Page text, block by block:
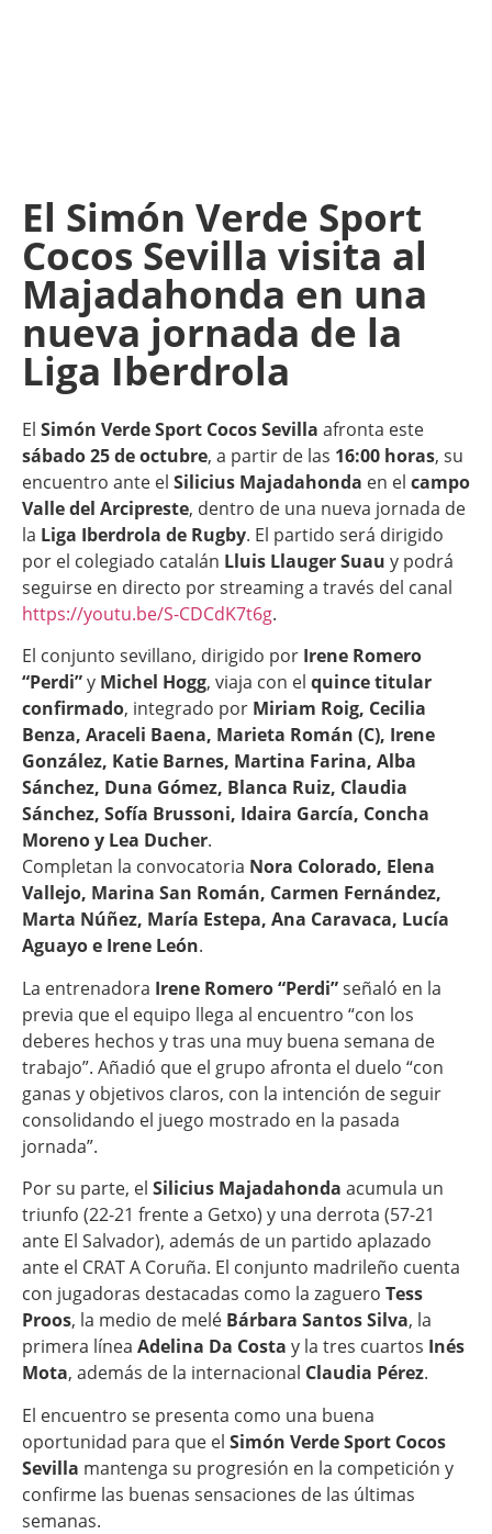
El Simón Verde Sport
Cocos Sevilla visita al
Majadahonda en una
nueva jornada de la
Liga Iberdrola
El Simón Verde Sport Cocos Sevilla afronta este
sábado 25 de octubre, a partir de las 16:00 horas, su
encuentro ante el Silicius Majadahonda en el campo
Valle del Arcipreste, dentro de una nueva jornada de
la Liga Iberdrola de Rugby. El partido será dirigido
por el colegiado catalán Lluis Llauger Suau y podrá
seguirse en directo por streaming a través del canal
https://youtu.be/S-CDCdK7t6g.
El conjunto sevillano, dirigido por Irene Romero
“Perdi”y Michel Hogg, viaja con el quince titular
confirmado, integrado por Miriam Roig, Cecilia
Benza, Araceli Baena, Marieta Román (C), Irene
González, Katie Barnes, Martina Farina, Alba
Sánchez, Duna Gómez, Blanca Ruiz, Claudia
Sánchez, Sofía Brussoni, Idaira García, Concha
Moreno y Lea Ducher.
Completan la convocatoria Nora Colorado, Elena
Vallejo, Marina San Román, Carmen Fernández,
Marta Núñez, María Estepa, Ana Caravaca, Lucía
Aguayo e Irene León.
La entrenadora Irene Romero “Perdi”señaló en la
previa que el equipo llega al encuentro “con los
deberes hechos y tras una muy buena semana de
trabajo”. Añadió que el grupo afronta el duelo “con
ganas y objetivos claros, con la intención de seguir
consolidando el juego mostrado en la pasada
jornada”.
Por su parte, el Silicius Majadahonda acumula un
triunfo (22-21 frente a Getxo) y una derrota (57-21
ante El Salvador), además de un partido aplazado
ante el CRAT A Coruña. El conjunto madrileño cuenta
con jugadoras destacadas como la zaguero Tess
Proos, la medio de melé Bárbara Santos Silva, la
primera línea Adelina Da Costa y la tres cuartos Inés
Mota, además de la internacional Claudia Pérez.
El encuentro se presenta como una buena
oportunidad para que el Simón Verde Sport Cocos
Sevilla mantenga su progresión en la competición y
confirme las buenas sensaciones de las últimas
semanas.